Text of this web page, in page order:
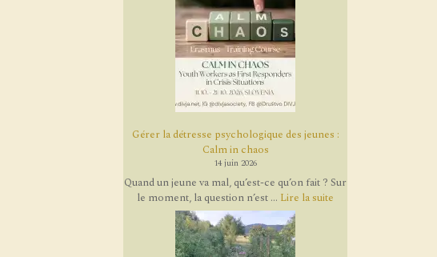
Gérer la détresse psychologique des jeunes :
Calm in chaos
14 juin 2026
Quand un jeune va mal, qu’est-ce qu’on fait ? Sur
le moment, la question n’est ... Lire la suite